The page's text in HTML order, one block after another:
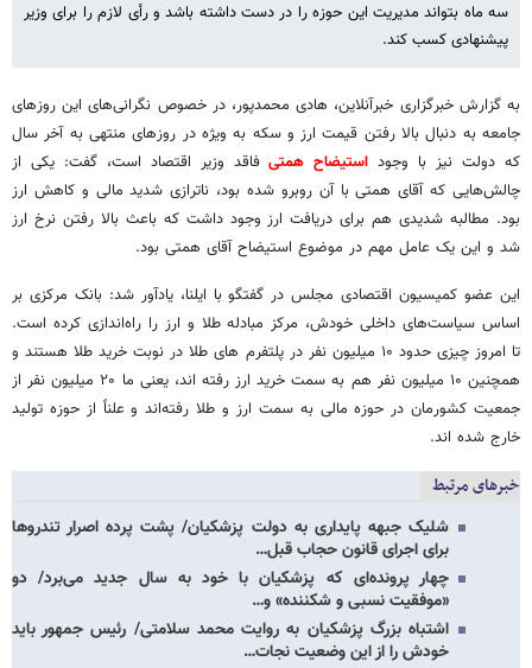
سه ماه بتواند مدیریت این حوزه را در دست داشته باشد و رأی لازم را برای وزیر
پیشنهادی کسب کند.
به گزارش خبرگزاری خبرآنلاین، هادی محمدپور، در خصوص نگرانی‌های این روزهای
جامعه به دنبال بالا رفتن قیمت ارز و سکه به ویژه در روزهای منتهی به آخر سال
که دولت نیز با وجوداستیضاح همتیفاقد وزیر اقتصاد است، گفت: یکی از
چالش‌هایی که آقای همتی با آن روبرو شده بود، ناترازی شدید مالی و کاهش ارز
بود. مطالبه شدیدی هم برای دریافت ارز وجود داشت که باعث بالا رفتن نرخ ارز
شد و این یک عامل مهم در موضوع استیضاح آقای همتی بود.
این عضو کمیسیون اقتصادی مجلس در گفتگو با ایلنا، یادآور شد: بانک مرکزی بر
اساس سیاست‌های داخلی خودش، مرکز مبادله طلا و ارز را راه‌اندازی کرده است.
تا امروز چیزی حدود ۱۰ میلیون نفر در پلتفرم های طلا در نوبت خرید طلا هستند و
همچنین ۱۰ میلیون نفر هم به سمت خرید ارز رفته اند، یعنی ما ۲۰ میلیون نفر از
جمعیت کشورمان در حوزه مالی به سمت ارز و طلا رفته‌اند و علناً از حوزه تولید
خارج شده‌ اند.
خبرهای مرتبط
شلیک جبهه پایداری به دولت پزشکیان/ پشت پرده اصرار تندروها
برای اجرای قانون حجاب قبل…
چهار پرونده‌ای که پزشکیان با خود به سال جدید می‌برد/ دو
«موفقیت نسبی و شکننده» و…
اشتباه بزرگ پزشکیان به روایت محمد سلامتی/ رئیس جمهور باید
خودش را از این وضعیت نجات…